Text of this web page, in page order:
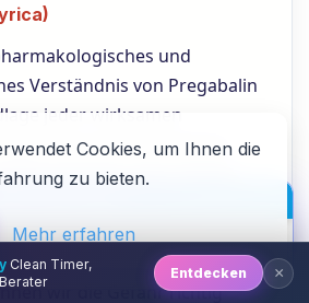
und
Verständnis von Pregabalin
jeder wirksamen
Das zentrale Problem
aber fatalen
Medikamenten wie
Erst wenn wir die Fakten
wir die Gefahr richtig
Clean Timer,
Entdecken ×
Cookies, um Ihnen die
zu bieten.
Mehr erfahren